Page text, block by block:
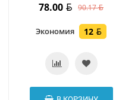
78.00 90.17
Экономия 12